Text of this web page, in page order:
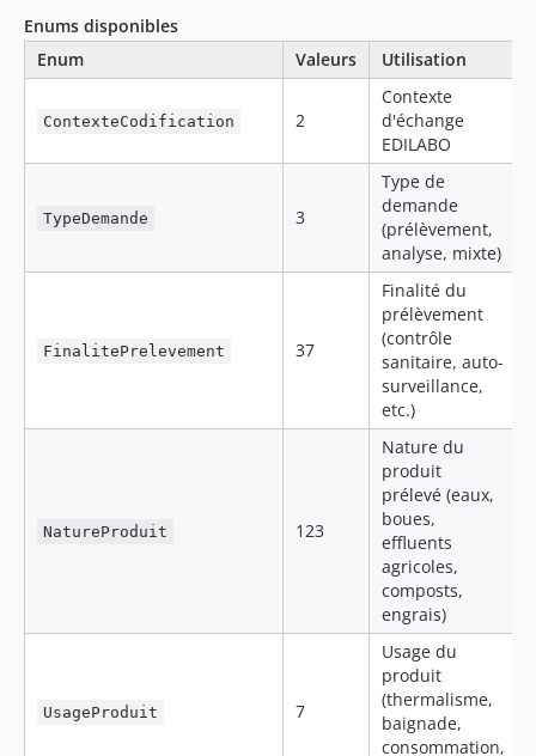
Enums disponibles
Enum
Valeurs Utilisation
ContexteCodification 2
Contexte
d'échange
EDILABO
TypeDemande 3
Type de
demande
(prélèvement,
analyse, mixte)
FinalitePrelevement 37
Finalité du
prélèvement
(contrôle
sanitaire, auto-
surveillance,
etc.)
NatureProduit 123
Nature du
produit
prélevé (eaux,
boues,
effluents
agricoles,
composts,
engrais)
UsageProduit 7
Usage du
produit
(thermalisme,
baignade,
consommation,